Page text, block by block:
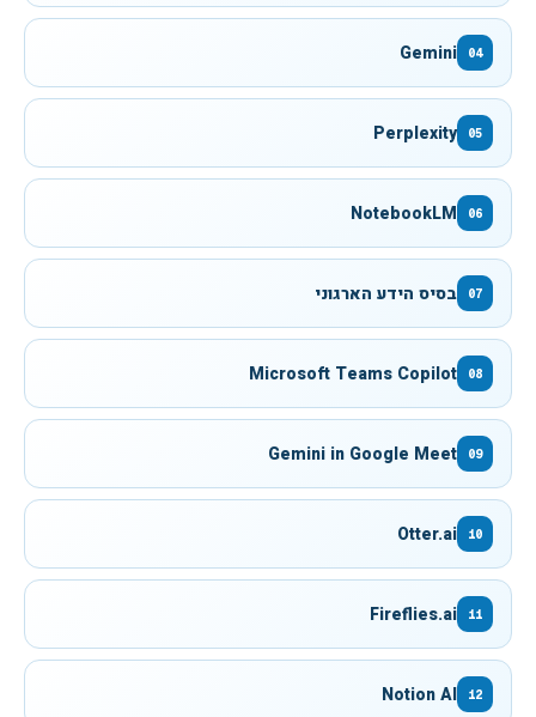
04
Gemini
05
Perplexity
06
NotebookLM
07 בסיס הידע הארגוני
08
Microsoft Teams Copilot
09
Gemini in Google Meet
10
Otter.ai
11
Fireflies.ai
12
Notion AI